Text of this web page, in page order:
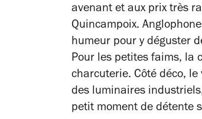
avenant et aux prix très
Quincampoix.
humeur pour y déguster
Pour les petites faims, la
charcuterie. Côté déco,
des luminaires
petit moment de détente